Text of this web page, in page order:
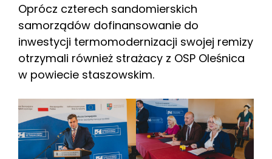
Oprócz czterech sandomierskich
samorządów dofinansowanie do
inwestycji termomodernizacji swojej remizy
otrzymali również strażacy z OSP Oleśnica
w powiecie staszowskim.